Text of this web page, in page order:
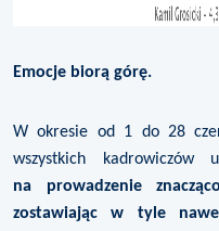
Emocje biorą górę.
W okresie od 1 do 28
wszystkich kadrowiczów
na prowadzenie
zostawiając w tyle